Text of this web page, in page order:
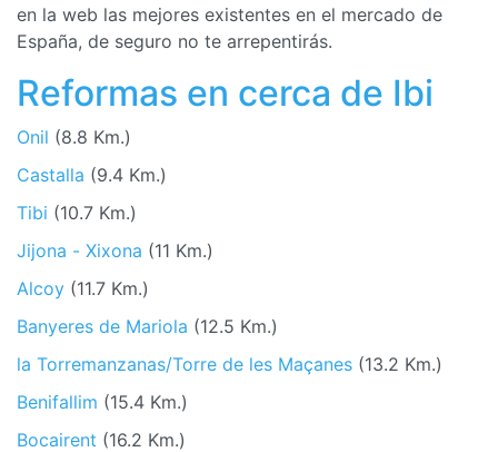
en la web las mejores existentes en el mercado de
España, de seguro no te arrepentirás.
Reformas en cerca de Ibi
Onil (8.8 Km.)
Castalla (9.4 Km.)
Tibi (10.7 Km.)
Jijona - Xixona (11 Km.)
Alcoy (11.7 Km.)
Banyeres de Mariola (12.5 Km.)
la Torremanzanas/Torre de les Maçanes (13.2 Km.)
Benifallim (15.4 Km.)
Bocairent (16.2 Km.)